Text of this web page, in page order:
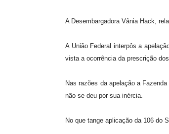
A Desembargadora Vânia Hack,
A União Federal interpôs a
vista a ocorrência da prescrição
Nas razões da apelação a
não se deu por sua inércia.
No que tange aplicação da 106 do